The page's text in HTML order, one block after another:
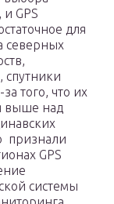
GPS
для
северных
спутники
того, что их
выше над
признали
GPS
системы